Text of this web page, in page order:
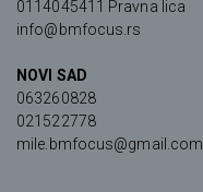
0114045411 Pravna lica
info@bmfocus.rs
NOVI SAD
063260828
021522778
mile.bmfocus@gmail.com